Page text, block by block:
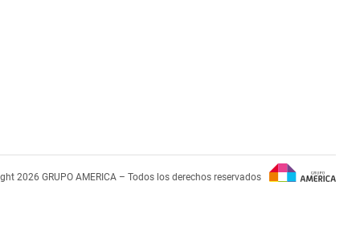
2026 GRUPO AMERICA – Todos los derechos reservados